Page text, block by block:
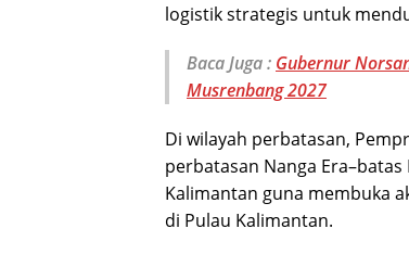
logistik strategis untuk
Baca Juga : Gubernur
Musrenbang 2027
Di wilayah perbatasan,
perbatasan Nanga
Kalimantan guna membuka
di Pulau Kalimantan.